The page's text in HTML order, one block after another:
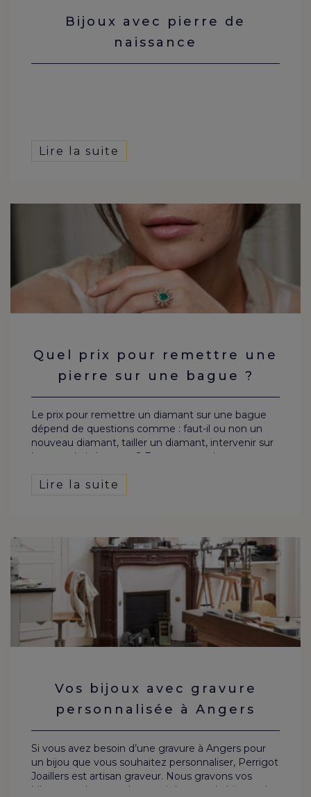
Bijoux avec pierre de
naissance
Lire la suite
Quel prix pour remettre une
pierre sur une bague ?
Le prix pour remettre un diamant sur une bague
dépend de questions comme : faut-il ou non un
nouveau diamant, tailler un diamant, intervenir sur
le reste de la bague… ? Entre autres choses, on
remettre une pierre dessertie sur une bague.
Lire la suite
Vos bijoux avec gravure
personnalisée à Angers
Si vous avez besoin d’une gravure à Angers pour
un bijou que vous souhaitez personnaliser, Perrigot
Joaillers est artisan graveur. Nous gravons vos
bijoux sur place, quel que soit le type de bijou et le